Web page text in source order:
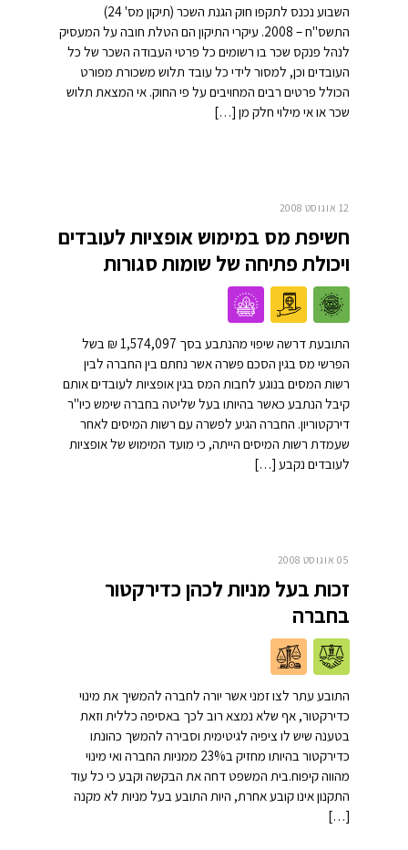
השבוע נכנס לתקפו חוק הגנת השכר (תיקון מס' 24)
התשס"ח – 2008. עיקרי התיקון הם הטלת חובה על המעסיק
לנהל פנקס שכר בו רשומים כל פרטי העבודה השכר של כל
העובדים וכן, למסור לידי כל עובד תלוש משכורת מפורט
הכולל פרטים רבים המחויבים על פי החוק. אי המצאת תלוש
שכר או אי מילוי חלק מן […]
12 אוגוסט 2008
חשיפת מס במימוש אופציות לעובדים
ויכולת פתיחה של שומות סגורות
התובעת דרשה שיפוי מהנתבע בסך 1,574,097 ₪ בשל
הפרשי מס בגין הסכם פשרה אשר נחתם בין החברה לבין
רשות המסים בנוגע לחבות המס בגין אופציות לעובדים אותם
קיבל הנתבע כאשר בהיותו בעל שליטה בחברה שימש כיו"ר
דירקטוריון. החברה הגיע לפשרה עם רשות המיסים לאחר
שעמדת רשות המיסים הייתה, כי מועד המימוש של אופציות
לעובדים נקבע […]
05 אוגוסט 2008
זכות בעל מניות לכהן כדירקטור
בחברה
התובע עתר לצו זמני אשר יורה לחברה להמשיך את מינוי
כדירקטור, אף שלא נמצא רוב לכך באסיפה כללית וזאת
בטענה שיש לו ציפיה לגיטימית וסבירה להמשך כהונתו
כדירקטור בהיותו מחזיק ב23% ממניות החברה ואי מינוי
מהווה קיפוח.בית המשפט דחה את הבקשה וקבע כי כל עוד
התקנון אינו קובע אחרת, היות התובע בעל מניות לא מקנה
[…]